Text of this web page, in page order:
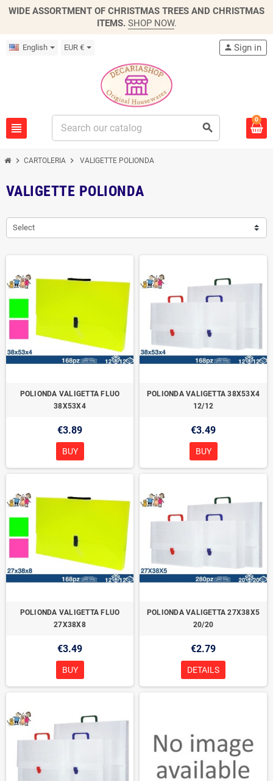
WIDE ASSORTMENT OF CHRISTMAS TREES AND CHRISTMAS
ITEMS. SHOP NOW.
English EUR €
view_headline search
person Sign in
0
chevron_right CARTOLERIA chevron_right VALIGETTE POLIONDA
VALIGETTE POLIONDA
Select
POLIONDA VALIGETTA FLUO
38X53X4
€3.89
BUY
POLIONDA VALIGETTA 38X53X4
12/12
€3.49
BUY
POLIONDA VALIGETTA FLUO
27X38X8
€3.49
BUY
POLIONDA VALIGETTA 27X38X5
20/20
€2.79
DETAILS